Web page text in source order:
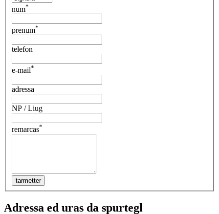
num*
prenum*
telefon
e-mail*
adressa
NP / Liug
remarcas*
Adressa ed uras da spurtegl